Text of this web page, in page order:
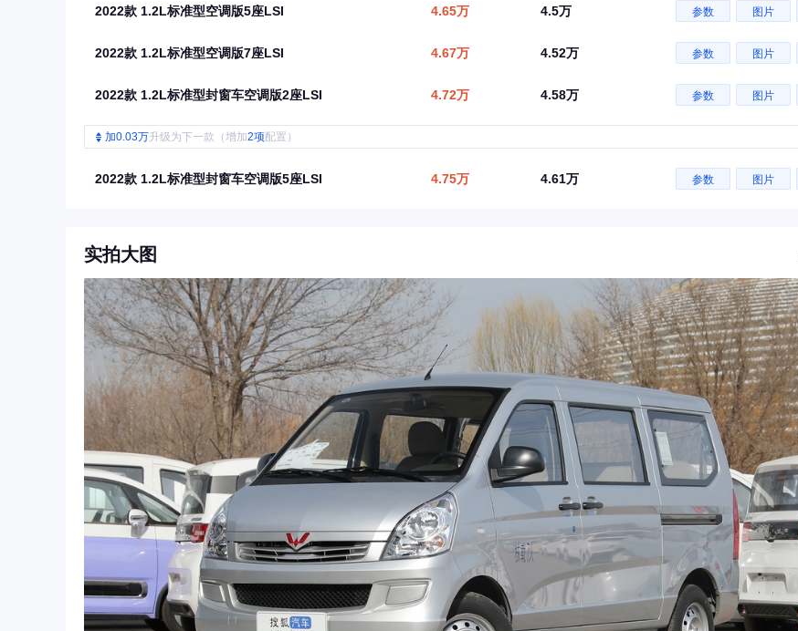
2022款 1.2L标准型空调版5座LSI 4.65万 4.5万 参数 图片
2022款 1.2L标准型空调版7座LSI 4.67万 4.52万 参数 图片
2022款 1.2L标准型封窗车空调版2座LSI 4.72万 4.58万 参数 图片
加0.03万升级为下一款（增加2项配置）
2022款 1.2L标准型封窗车空调版5座LSI 4.75万 4.61万 参数 图片
实拍大图